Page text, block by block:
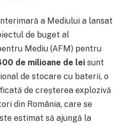
a Mediului a lansat
de buget al
Mediu (AFM) pentru
de milioane de lei sunt
de stocare cu baterii, o
de creșterea explozivă
din România, care se
estimat să ajungă la